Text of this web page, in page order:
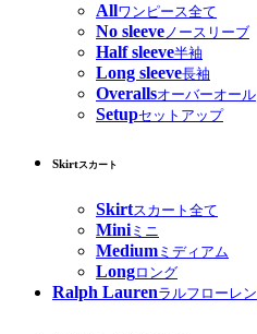
Allワンピース全て
No sleeveノースリーブ
Half sleeve半袖
Long sleeve長袖
Overallsオーバーオール
Setupセットアップ
Skirtスカート
Skirtスカート全て
Miniミニ
Medium ミディアム
Longロング
Ralph Laurenラルフローレン